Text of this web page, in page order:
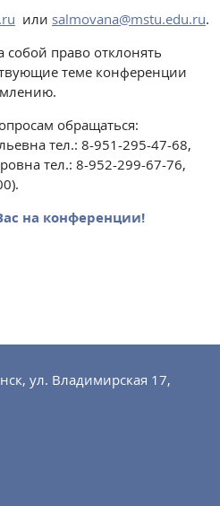
или salmovana@mstu.edu.ru.
собой право отклонять
теме конференции
обращаться:
тел.: 8-951-295-47-68,
тел.: 8-952-299-67-76,
на конференции!
ул. Владимирская 17,